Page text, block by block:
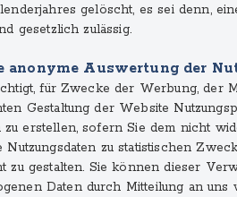
gelöscht, es sei denn,
gesetzlich zulässig.
anonyme Auswertung der
für Zwecke der Werbung, der
Gestaltung der Website
zu erstellen, sofern Sie dem nicht
zu statistischen
zu gestalten. Sie können dieser
Daten durch Mitteilung an uns